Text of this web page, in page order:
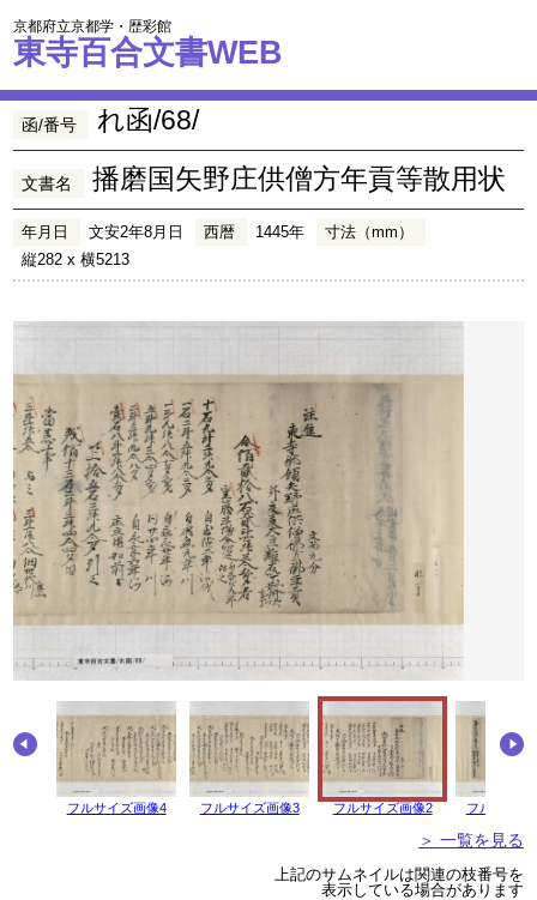
京都府立京都学・歴彩館
東寺百合文書WEB
函/番号 れ函/68/
文書名 播磨国矢野庄供僧方年貢等散用状
年月日 文安2年8月日 西暦 1445年
寸法（mm）
縦282 x 横5213
フルサイズ画像4 フルサイズ画像3 フルサイズ画像2 フルサイズ
＞ 一覧を見る
上記のサムネイルは関連の枝番号を
表示している場合があります